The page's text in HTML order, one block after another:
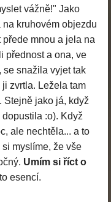
vážně!" Jako
kruhovém objezdu
mnou a jela na
přednost a ona, ve
se snažila vyjet tak
zvrtla. Ležela tam
Stejně jako já, když
:o). Když
ale nechtěla... a to
myslíme, že vše
Umím si říct o
esencí.